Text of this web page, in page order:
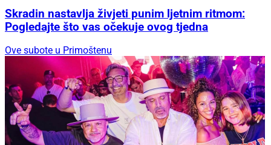
Skradin nastavlja živjeti punim ljetnim ritmom:
Pogledajte što vas očekuje ovog tjedna
Ove subote u Primoštenu